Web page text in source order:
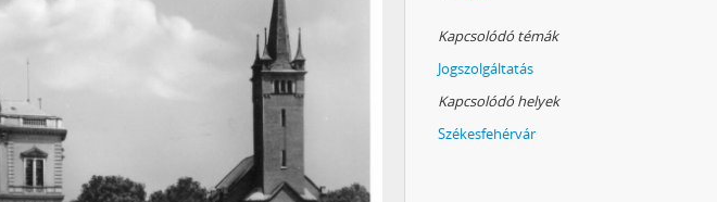
Kapcsolódó témák
Jogszolgáltatás
Kapcsolódó helyek
Székesfehérvár